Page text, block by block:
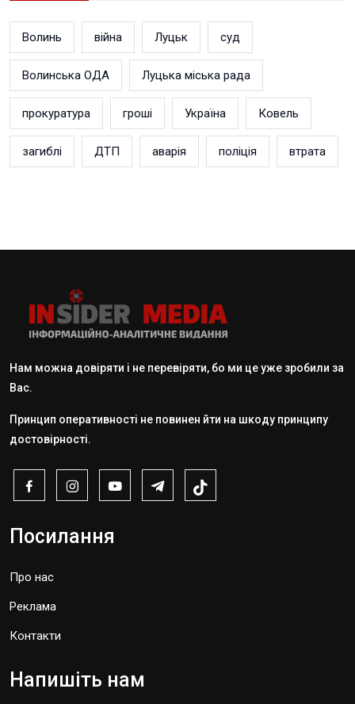
Волинь війна Луцьк суд
Волинська ОДА Луцька міська рада
прокуратура гроші Україна Ковель
загиблі ДТП аварія поліція втрата
Нам можна довіряти і не перевіряти, бо ми це уже зробили за
Вас.
Принцип оперативності не повинен йти на шкоду принципу
достовірності.
Посилання
Про нас
Реклама
Контакти
Напишіть нам